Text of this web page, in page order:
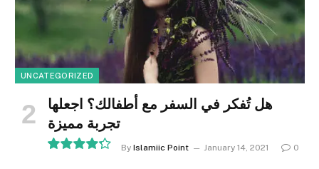
UNCATEGORIZED
هل تُفكر في السفر مع أطفالك؟ اجعلها
تجربة مميزة
By Islamiic Point January 14, 2021 0